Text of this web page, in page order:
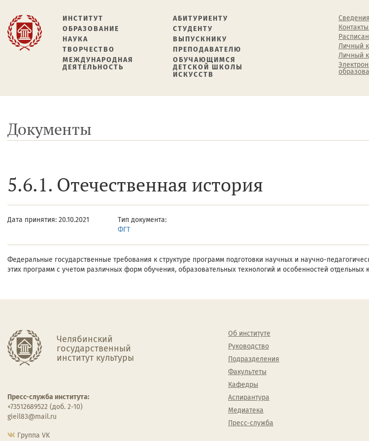
ИНСТИТУТ
ОБРАЗОВАНИЕ
НАУКА
ТВОРЧЕСТВО
МЕЖДУНАРОДНАЯ
ДЕЯТЕЛЬНОСТЬ
АБИТУРИЕНТУ
СТУДЕНТУ
ВЫПУСКНИКУ
ПРЕПОДАВАТЕЛЮ
ОБУЧАЮЩИМСЯ
ДЕТСКОЙ ШКОЛЫ
ИСКУССТВ
Личный
Личный
Документы
5.6.1. Отечественная история
Дата принятия: 20.10.2021
Тип документа:
ФГТ
Федеральные государственные требования к структуре программ подготовки научных и научно-
этих программ с учетом различных форм обучения, образовательных технологий и особенностей отдельных
Челябинский
государственный
институт культуры
Пресс-служба института:
+73512689522 (доб. 2-10)
gieil83@mail.ru
Группа VK
Об институте
Руководство
Подразделения
Факультеты
Кафедры
Аспирантура
Медиатека
Пресс-служба